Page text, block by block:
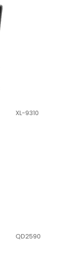
XL-9310
QD2590